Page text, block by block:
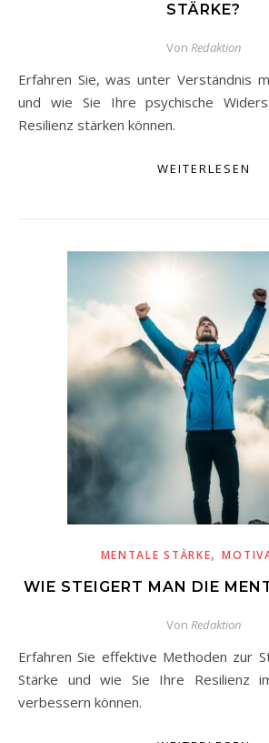
STÄRKE?
Von Redaktion
Erfahren Sie, was unter Verständnis mentaler Stärke fällt
und wie Sie Ihre psychische
Resilienz stärken können.
WEITERLESEN
MENTALE STÄRKE,
WIE STEIGERT MAN DIE
Von Redaktion
Erfahren Sie effektive Methoden zur Steigerung mentaler
Stärke und wie Sie Ihre Resilienz
verbessern können.